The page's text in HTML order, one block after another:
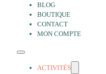
BLOG
BOUTIQUE
CONTACT
MON COMPTE
ACTIVITÉS